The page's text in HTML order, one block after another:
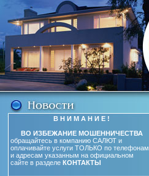
В Н И М А Н И Е !
ВО ИЗБЕЖАНИЕ МОШЕННИЧЕСТВА
обращайтесь в компанию САЛЮТ и
оплачивайте услуги ТОЛЬКО по телефонам
и адресам указанным на официальном
сайте в разделе КОНТАКТЫ